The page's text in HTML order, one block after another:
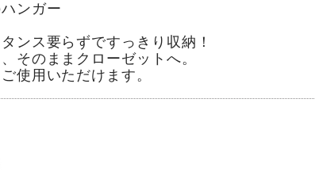
ンガー
ンス要らずですっきり収納！
そのままクローゼットへ。
使用いただけます。